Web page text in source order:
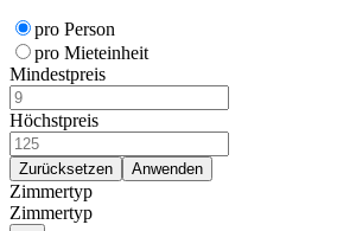
pro Person
pro Mieteinheit
Mindestpreis
Höchstpreis
Zimmertyp
Zimmertyp